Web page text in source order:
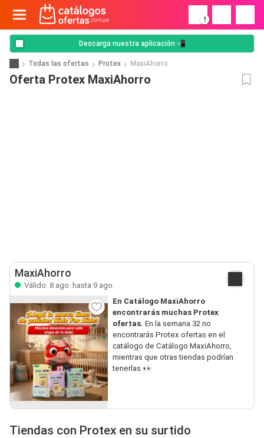
!
Descarga nuestra aplicación 📲
Todas las ofertas Protex MaxiAhorro
Oferta Protex MaxiAhorro
MaxiAhorro
Válido: 8 ago. hasta 9 ago.
En Catálogo MaxiAhorro
encontrarás muchas Protex
ofertas. En la semana 32 no
encontrarás Protex ofertas en el
catálogo de Catálogo MaxiAhorro,
mientras que otras tiendas podrían
tenerlas.👀
Tiendas con Protex en su surtido